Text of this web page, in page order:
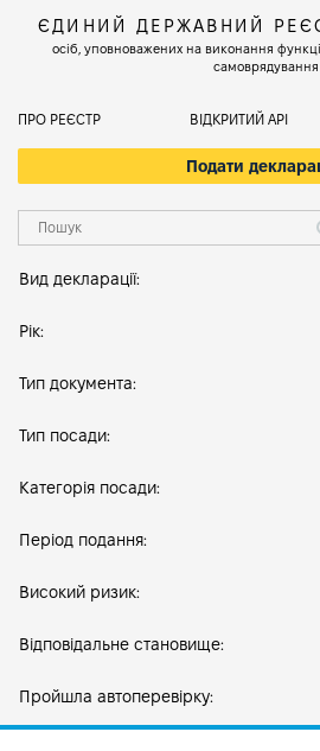
ЄДИНИЙ ДЕРЖАВНИЙ
осіб, уповноважених на виконання
самоврядування
ПРО РЕЄСТР ВІДКРИТИЙ АРІ
Подати
Вид декларації:
Рік:
Тип документа:
Тип посади:
Категорія посади:
Період подання:
Високий ризик:
Відповідальне становище:
Пройшла автоперевірку: